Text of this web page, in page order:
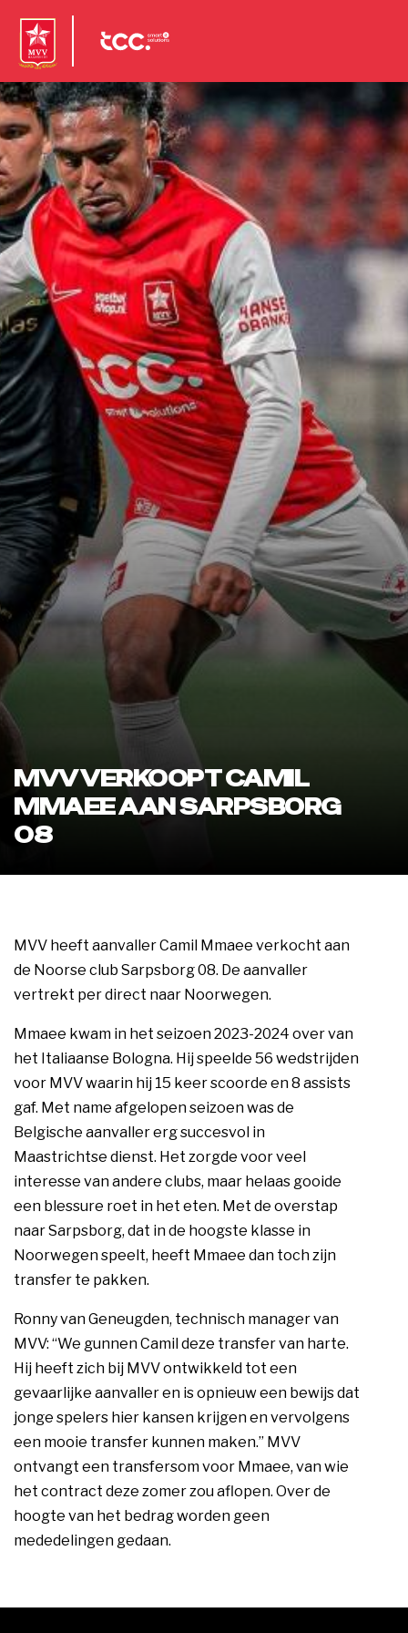
MVV VERKOOPT CAMIL
MMAEE AAN SARPSBORG
08
MVV heeft aanvaller Camil Mmaee verkocht aan
de Noorse club Sarpsborg 08. De aanvaller
vertrekt per direct naar Noorwegen.
Mmaee kwam in het seizoen 2023-2024 over van
het Italiaanse Bologna. Hij speelde 56 wedstrijden
voor MVV waarin hij 15 keer scoorde en 8 assists
gaf. Met name afgelopen seizoen was de
Belgische aanvaller erg succesvol in
Maastrichtse dienst. Het zorgde voor veel
interesse van andere clubs, maar helaas gooide
een blessure roet in het eten. Met de overstap
naar Sarpsborg, dat in de hoogste klasse in
Noorwegen speelt, heeft Mmaee dan toch zijn
transfer te pakken.
Ronny van Geneugden, technisch manager van
MVV: “We gunnen Camil deze transfer van harte.
Hij heeft zich bij MVV ontwikkeld tot een
gevaarlijke aanvaller en is opnieuw een bewijs dat
jonge spelers hier kansen krijgen en vervolgens
een mooie transfer kunnen maken.” MVV
ontvangt een transfersom voor Mmaee, van wie
het contract deze zomer zou aflopen. Over de
hoogte van het bedrag worden geen
mededelingen gedaan.